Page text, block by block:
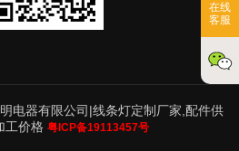
电器有限公司|线条灯定制厂家,配件供
工价格 粤ICP备19113457号
在线
客服